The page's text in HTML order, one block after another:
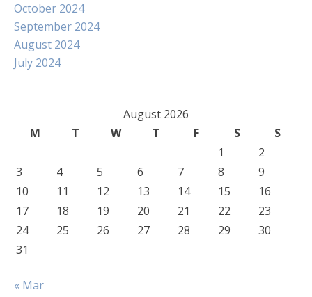
October 2024
September 2024
August 2024
July 2024
August 2026
M
T W T F S
S
1
2
3
4 5 6 7 8
9
10
11 12 13 14 15
16
17
18 19 20 21 22
23
24
25 26 27 28 29
30
31
« Mar